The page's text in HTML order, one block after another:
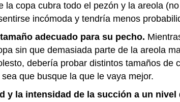
la copa cubra todo el pezón y la areola
incómoda y tendría menos
adecuado para su pecho.
sin que demasiada parte de la areola
debería probar distintos tamaños de
que busque la que le vaya mejor.
y la intensidad de la succión a un